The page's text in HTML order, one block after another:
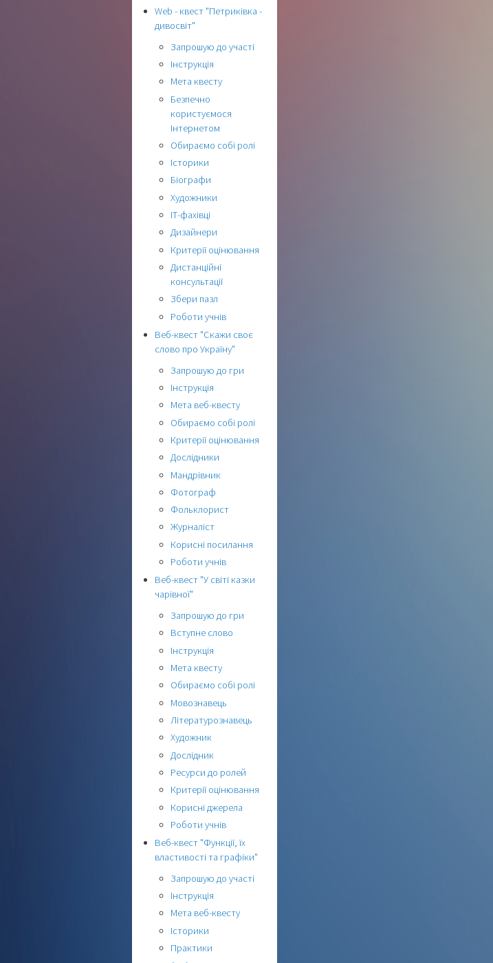
Web - квест "Петриківка -
дивосвіт"
Запрошую до участі
Інструкція
Мета квесту
Безпечно
користуємося
Інтернетом
Обираємо собі ролі
Історики
Біографи
Художники
ІТ-фахівці
Дизайнери
Критерії оцінювання
Дистанційні
консультації
Збери пазл
Роботи учнів
Веб-квест "Скажи своє
слово про Україну"
Запрошую до гри
Інструкція
Мета веб-квесту
Обираємо собі ролі
Критерії оцінювання
Дослідники
Мандрівник
Фотограф
Фольклорист
Журналіст
Корисні посилання
Роботи учнів
Веб-квест "У світі казки
чарівної"
Запрошую до гри
Вступне слово
Інструкція
Мета квесту
Обираємо собі ролі
Мовознавець
Літературознавець
Художник
Дослідник
Ресурси до ролей
Критерії оцінювання
Корисні джерела
Роботи учнів
Веб-квест "Функції, їх
властивості та графіки"
Запрошую до участі
Інструкція
Мета веб-квесту
Історики
Практики